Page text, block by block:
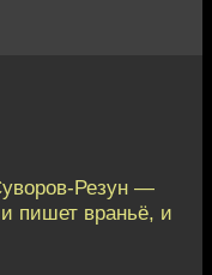
Резун —
пишет враньё, и